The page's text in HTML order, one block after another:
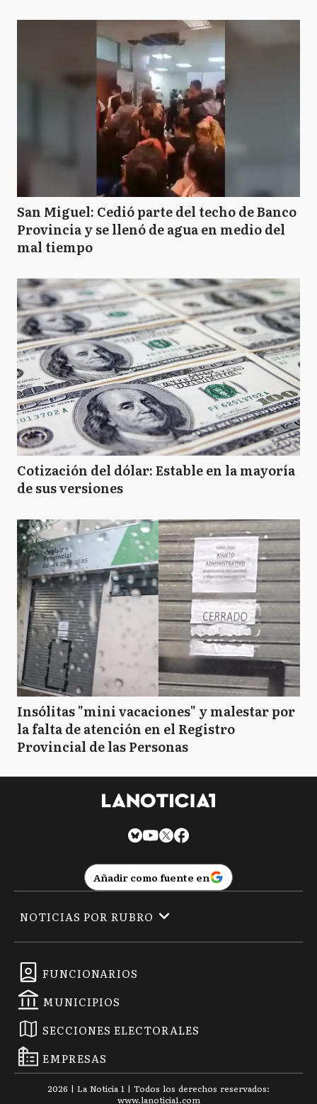
San Miguel: Cedió parte del techo de Banco
Provincia y se llenó de agua en medio del
mal tiempo
Cotización del dólar: Estable en la mayoría
de sus versiones
Insólitas "mini vacaciones" y malestar por
la falta de atención en el Registro
Provincial de las Personas
Añadir como fuente en
FUNCIONARIOS
MUNICIPIOS
SECCIONES ELECTORALES
EMPRESAS
NOTICIAS POR RUBRO
2026 | La Noticia 1 | Todos los derechos reservados:
www.lanoticia1.com